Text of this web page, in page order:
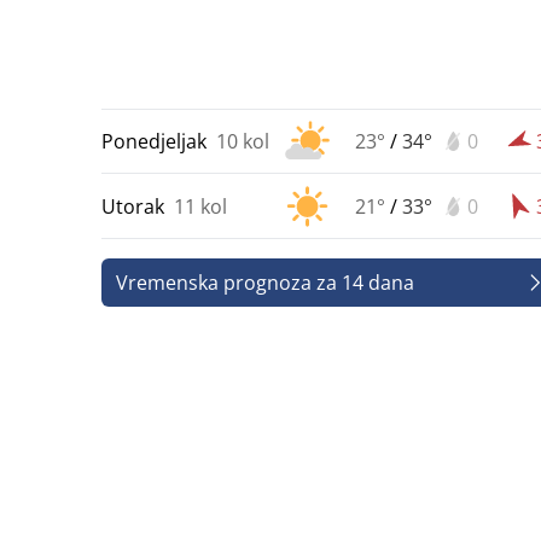
Ponedjeljak 10 kol 23° /34° 0
Utorak 11 kol 21° /33° 0
Vremenska prognoza za 14 dana